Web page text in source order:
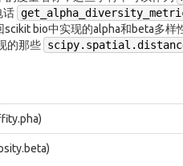
话
scikit bio中实现的alpha和beta多样
的那些